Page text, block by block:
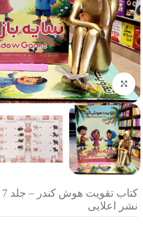
بزرگنمایی تصویر
نشر اعلایی